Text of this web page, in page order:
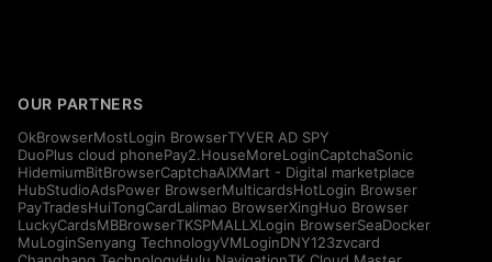
OUR PARTNERS
OkBrowserMostLogin BrowserTYVER AD SPY
DuoPlus cloud phonePay2.HouseMoreLoginCaptchaSonic
HidemiumBitBrowserCaptchaAIXMart - Digital marketplace
HubStudioAdsPower BrowserMulticardsHotLogin Browser
PayTradesHuiTongCardLalimao BrowserXingHuo Browser
LuckyCardsMBBrowserTKSPMALLXLogin BrowserSeaDocker
MuLoginSenyang TechnologyVMLoginDNY123zvcard